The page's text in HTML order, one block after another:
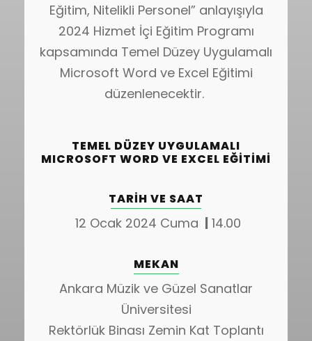
Eğitim, Nitelikli Personel” anlayışıyla
2024 Hizmet İçi Eğitim Programı
kapsamında Temel Düzey Uygulamalı
Microsoft Word ve Excel Eğitimi
düzenlenecektir.
TEMEL DÜZEY UYGULAMALI
MICROSOFT WORD VE EXCEL EĞITIMI
TARIH VE SAAT
12 Ocak 2024 Cuma | 14.00
MEKAN
Ankara Müzik ve Güzel Sanatlar
Üniversitesi
Rektörlük Binası Zemin Kat Toplantı